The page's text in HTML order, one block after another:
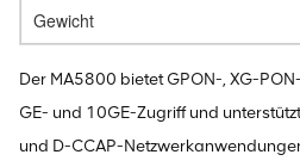
Gewicht
Der MA5800 bietet GPON-, XG-
GE- und 10GE-Zugriff und
und D-CCAP-